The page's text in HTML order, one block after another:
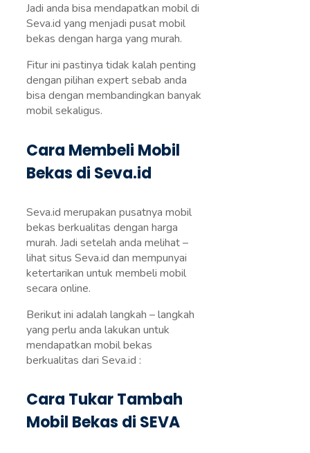
Jadi anda bisa mendapatkan mobil di
Seva.id yang menjadi pusat mobil
bekas dengan harga yang murah.
Fitur ini pastinya tidak kalah penting
dengan pilihan expert sebab anda
bisa dengan membandingkan banyak
mobil sekaligus.
Cara Membeli Mobil
Bekas di Seva.id
Seva.id merupakan pusatnya mobil
bekas berkualitas dengan harga
murah. Jadi setelah anda melihat –
lihat situs Seva.id dan mempunyai
ketertarikan untuk membeli mobil
secara online.
Berikut ini adalah langkah – langkah
yang perlu anda lakukan untuk
mendapatkan mobil bekas
berkualitas dari Seva.id :
Cara Tukar Tambah
Mobil Bekas di SEVA